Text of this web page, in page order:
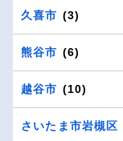
久喜市 (3)
熊谷市 (6)
越谷市 (10)
さいたま市岩槻区